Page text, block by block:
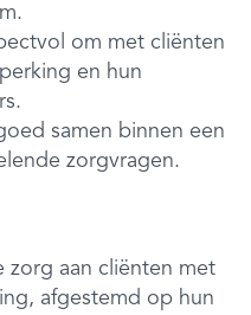
om met cliënten
en hun
samen binnen een
zorgvragen.
aan cliënten met
afgestemd op hun